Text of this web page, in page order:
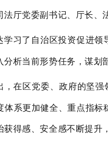
法厅党委副书记、厅长、
学习了自治区投资促进
分析当前形势任务，谋划
，在区党委、政府的坚
体系更加健全、重点指标
获得感、安全感不断提升